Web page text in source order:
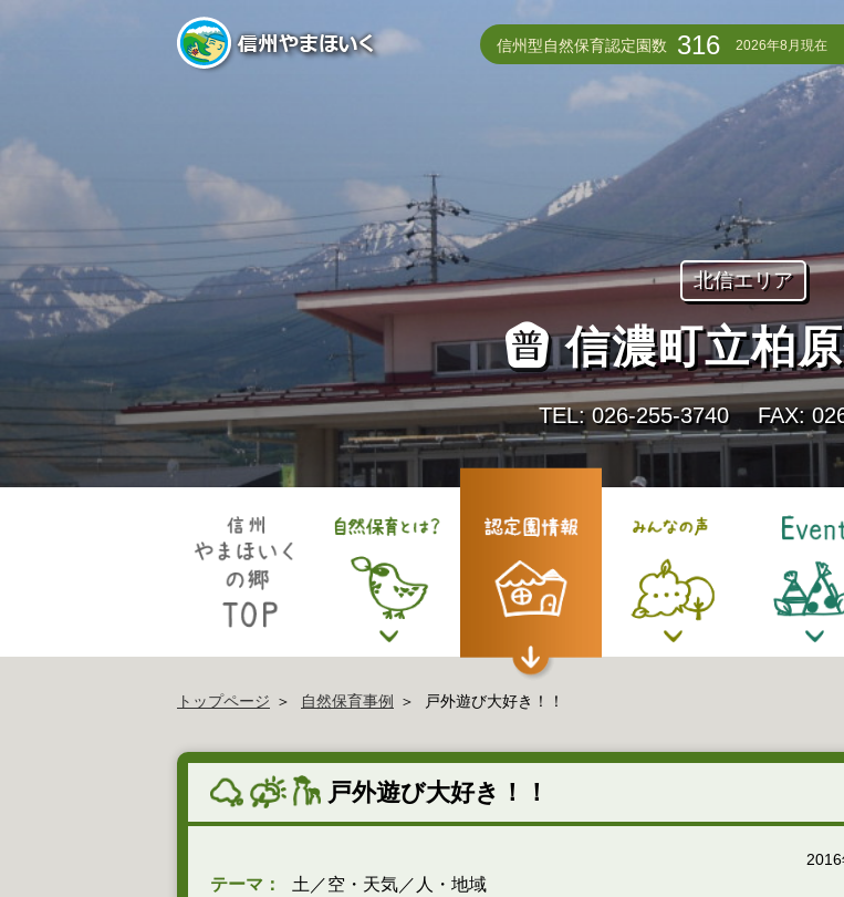
信州型自然保育認定園数 316 2026年8月現在
北信エリア
信濃町立柏
TEL: 026-255-3740 FAX:
トップページ 自然保育事例 戸外遊び大好き！！
戸外遊び大好き！！
テーマ：
土／空・天気／人・地域